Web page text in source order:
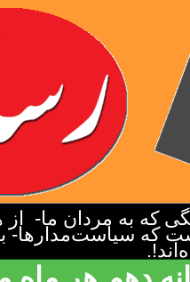
که به مردان ما-
که سیاست‌مدارها-